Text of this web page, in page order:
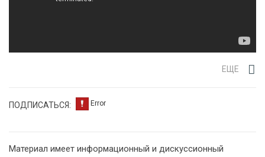
ЕЩЕ
ПОДПИСАТЬСЯ:
Материал имеет информационный и дискуссионный